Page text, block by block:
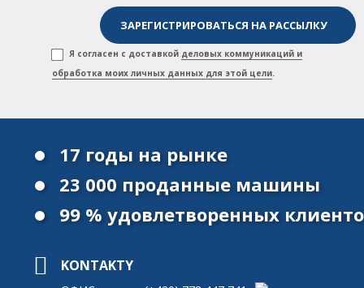
Я согласен с доставкой деловых коммуникаций и
обработка моих личных данных для этой цели.
17 годы на рынке
23 000 проданные машины
99 % удовлетворенных
KONTAKTY